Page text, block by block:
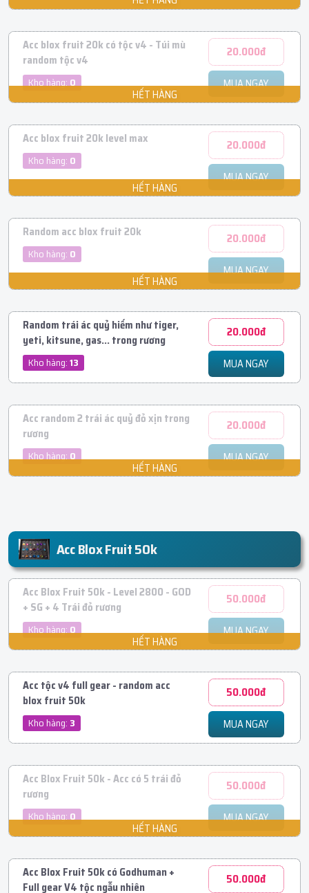
Acc blox fruit 20k có tộc v4 - Túi mù
random tộc v4
Kho hàng:0
20.000đ
MUA NGAY
Acc blox fruit 20k level max
Kho hàng: 0
20.000đ
MUA NGAY
Random acc blox fruit 20k
Kho hàng: 0
20.000đ
MUA NGAY
Random trái ác quỷ hiếm như tiger,
yeti, kitsune, gas... trong rương
Kho hàng:13
20.000đ
MUA NGAY
Acc random 2 trái ác quỷ đỏ xịn trong
rương
Kho hàng:0
20.000đ
MUA NGAY
Acc Blox Fruit 50k
Acc Blox Fruit 50k - Level 2800 - GOD
+ SG + 4 Trái đỏ rương
Kho hàng:0
50.000đ
MUA NGAY
Acc tộc v4 full gear - random acc
blox fruit 50k
Kho hàng: 3
50.000đ
MUA NGAY
Acc Blox Fruit 50k - Acc có 5 trái đỏ
rương
Kho hàng:0
50.000đ
MUA NGAY
Acc Blox Fruit 50k có Godhuman +
Full gear V4 tộc ngẫu nhiên
50.000đ